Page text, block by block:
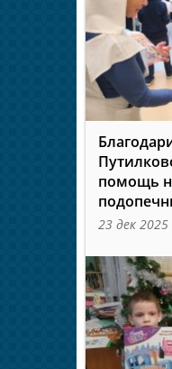
помощь
23 дек 2025